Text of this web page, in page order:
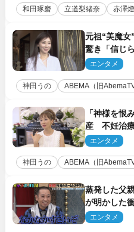
和田琢磨 立道梨緒奈 赤澤燈
元祖“美魔
驚き「信じ
エンタメ
神田うの ABEMA（旧AbemaTV
「神様を恨
産 不妊治
エンタメ
神田うの ABEMA（旧AbemaTV
蒸発した父
が明かした
エンタメ